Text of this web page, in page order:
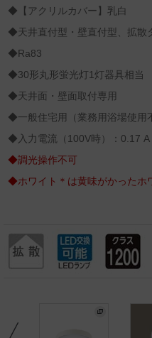
◆【アクリルカバー】乳白
◆天井直付型・壁直付型、拡散
◆Ra83
◆30形丸形蛍光灯1灯器具相当
◆天井面・壁面取付専用
◆一般住宅用（業務用浴場使用
◆入力電流（100V時）：0.17 A
◆調光操作不可
◆ホワイト＊は黄味がかったホ